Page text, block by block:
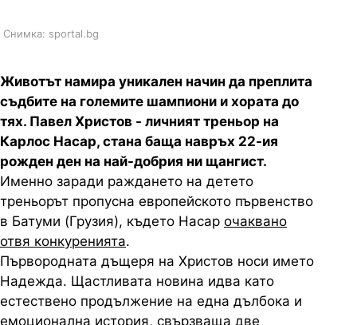
Снимка: sportal.bg
Животът намира уникален начин да преплита
съдбите на големите шампиони и хората до
тях. Павел Христов - личният треньор на
Карлос Насар, стана баща навръх 22-ия
рожден ден на най-добрия ни щангист.
Именно заради раждането на детето
треньорът пропусна европейското първенство
в Батуми (Грузия), където Насар очаквано
отвя конкуренията.
Първородната дъщеря на Христов носи името
Надежда. Щастливата новина идва като
естествено продължение на една дълбока и
емоционална история, свързваща две